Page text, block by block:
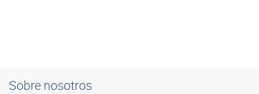
Sobre nosotros